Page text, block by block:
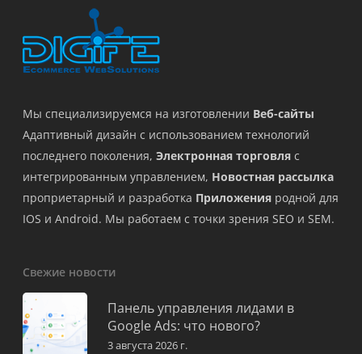
Мы специализируемся на изготовлении Веб-сайты
Адаптивный дизайн с использованием технологий
последнего поколения, Электронная торговля с
интегрированным управлением, Новостная рассылка
проприетарный и разработка Приложения родной для
IOS и Android. Мы работаем с точки зрения SEO и SEM.
Свежие новости
Панель управления лидами в
Google Ads: что нового?
3 августа 2026 г.